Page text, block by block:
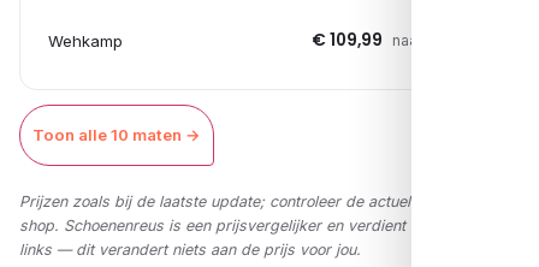
Wehkamp € 109,99 naar shop →
Toon alle 10 maten →
Prijzen zoals bij de laatste update; controleer de actuele prijs in de
shop. Schoenenreus is een prijsvergelijker en verdient via affiliate-
links — dit verandert niets aan de prijs voor jou.